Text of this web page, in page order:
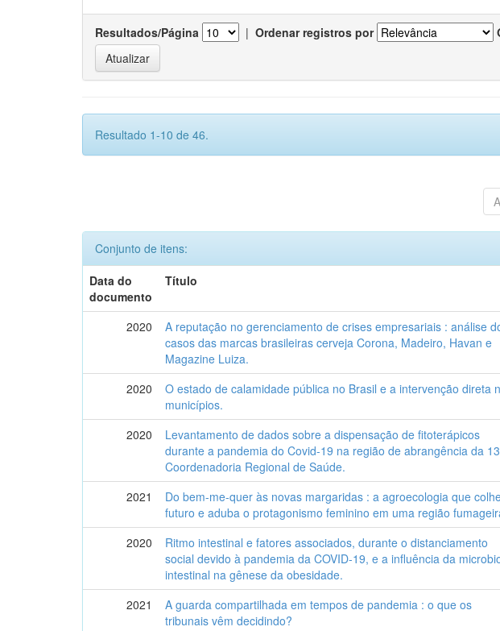
Resultados/Página | Ordenar registros por
Resultado 1-10 de 46.
Conjunto de itens:
Data do
documento
Título
2020
A reputação no gerenciamento de crises empresariais : análise
casos das marcas brasileiras cerveja Corona, Madeiro, Havan e
Magazine Luiza.
2020
O estado de calamidade pública no Brasil e a intervenção direta
municípios.
2020
Levantamento de dados sobre a dispensação de fitoterápicos
durante a pandemia do Covid-19 na região de abrangência da
Coordenadoria Regional de Saúde.
2021
Do bem-me-quer às novas margaridas : a agroecologia que
futuro e aduba o protagonismo feminino em uma região
2020
Ritmo intestinal e fatores associados, durante o distanciamento
social devido à pandemia da COVID-19, e a influência da
intestinal na gênese da obesidade.
2021
A guarda compartilhada em tempos de pandemia : o que os
tribunais vêm decidindo?